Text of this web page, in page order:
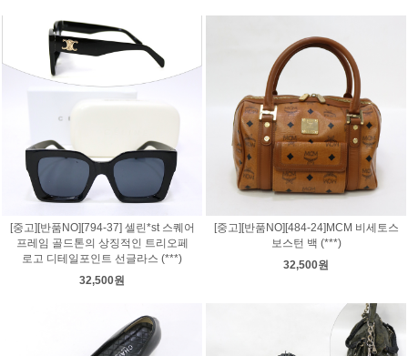
[중고][반품NO][794-37] 셀린*st 스퀘어
프레임 골드톤의 상징적인 트리오페
로고 디테일포인트 선글라스 (***)
32,500원
[중고][반품NO][484-24]MCM 비세토스
보스턴 백 (***)
32,500원